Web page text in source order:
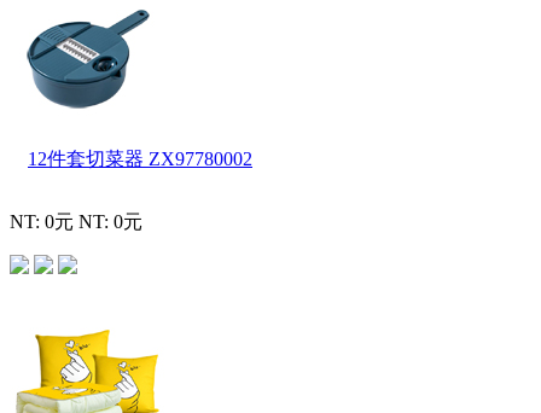
12件套切菜器 ZX97780002
NT: 0元 NT: 0元